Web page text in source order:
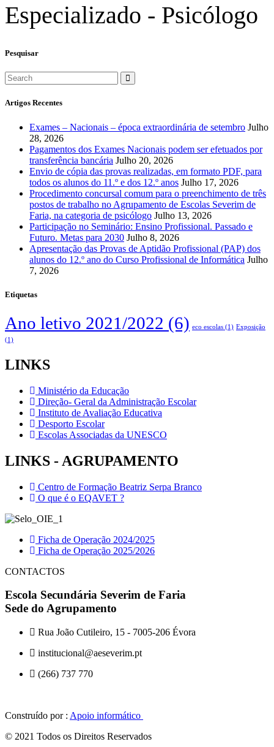
Especializado - Psicólogo
Pesquisar
Artigos Recentes
Exames – Nacionais – época extraordinária de setembro Julho
28, 2026
Pagamentos dos Exames Nacionais podem ser efetuados por
transferência bancária Julho 20, 2026
Envio de cópia das provas realizadas, em formato PDF, para
todos os alunos do 11.º e dos 12.º anos Julho 17, 2026
Procedimento concursal comum para o preenchimento de três
postos de trabalho no Agrupamento de Escolas Severim de
Faria, na categoria de psicólogo Julho 13, 2026
Participação no Seminário: Ensino Profissional. Passado e
Futuro. Metas para 2030 Julho 8, 2026
Apresentação das Provas de Aptidão Profissional (PAP) dos
alunos do 12.º ano do Curso Profissional de Informática Julho
7, 2026
Etiquetas
Ano letivo 2021/2022 (6) eco escolas (1) Exposição
(1)
LINKS
Ministério da Educação
Direção- Geral da Administração Escolar
Instituto de Avaliação Educativa
Desporto Escolar
Escolas Associadas da UNESCO
LINKS - AGRUPAMENTO
Centro de Formação Beatriz Serpa Branco
O que é o EQAVET ?
Ficha de Operação 2024/2025
Ficha de Operação 2025/2026
CONTACTOS
Escola Secundária Severim de Faria
Sede do Agrupamento
Rua João Cutileiro, 15 - 7005-206 Évora
institucional@aeseverim.pt
(266) 737 770
Construído por : Apoio informático
© 2021 Todos os Direitos Reservados